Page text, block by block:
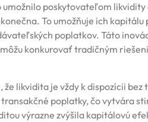
poskytovateľom
To umožňuje ich
poplatkov. Táto
konkurovať tradičným
že likvidita je vždy k dispozícii
poplatky, čo vytvára
výrazne zvýšila kapitálovú